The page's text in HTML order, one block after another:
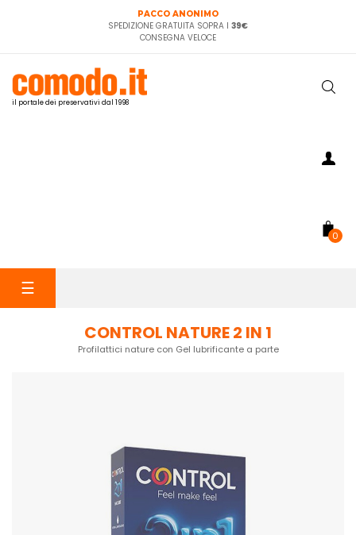
PACCO ANONIMO
SPEDIZIONE GRATUITA SOPRA I 39€
CONSEGNA VELOCE
il portale dei preservativi dal 1998
0
navigazione
☰
CONTROL NATURE 2 IN 1
Profilattici nature con Gel lubrificante a parte